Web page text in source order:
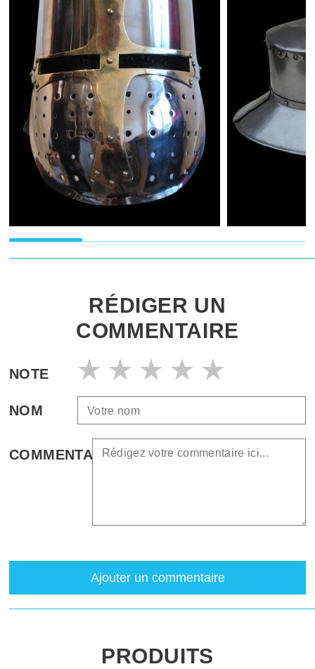
RÉDIGER UN
COMMENTAIRE
NOTE
NOM
COMMENTAIRE
Ajouter un commentaire
PRODUITS